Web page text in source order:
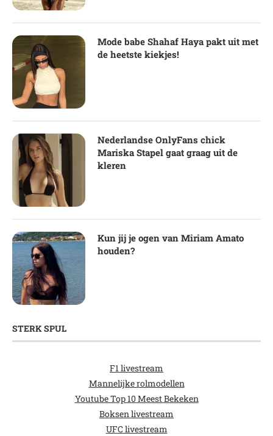
Mode babe Shahaf Haya pakt uit met
de heetste kiekjes!
Nederlandse OnlyFans chick
Mariska Stapel gaat graag uit de
kleren
Kun jij je ogen van Miriam Amato
houden?
STERK SPUL
F1 livestream
Mannelijke rolmodellen
Youtube Top 10 Meest Bekeken
Boksen livestream
UFC livestream